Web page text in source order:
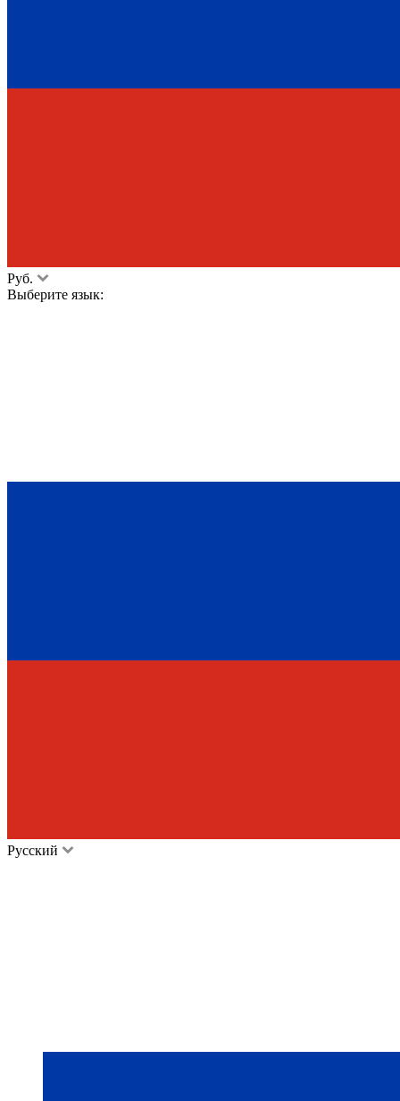
Руб.
Выберите язык:
Русский